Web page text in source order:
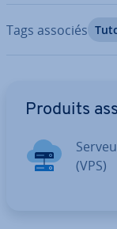
Tags associés
Produits
(VPS)